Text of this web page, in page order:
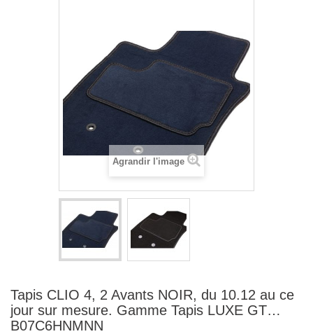
Agrandir l'image
Tapis CLIO 4, 2 Avants NOIR, du 10.12 au ce
jour sur mesure. Gamme Tapis LUXE GT…
B07C6HNMNN